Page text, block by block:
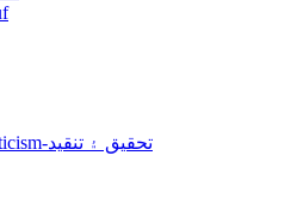
Research and Criticism-تحقيق ۽ تنقيد